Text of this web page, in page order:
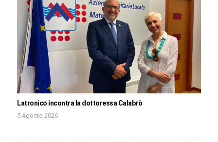
Latronico incontra la dottoressa Calabrò
5 Agosto 2026